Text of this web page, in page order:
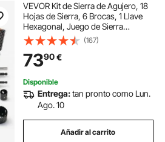
VEVOR Kit de Sierra de Agujero, 18
Hojas de Sierra, 6 Brocas, 1 Llave
Hexagonal, Juego de Sierra
Perforadora Bimetálica M42 con
Caja de Transporte para Tableros
de Madera, Planchas de Hierro
Plástico
(167)
7390€
Disponible
Entrega:tan pronto como Lun.
Ago. 10
Añadir al carrito